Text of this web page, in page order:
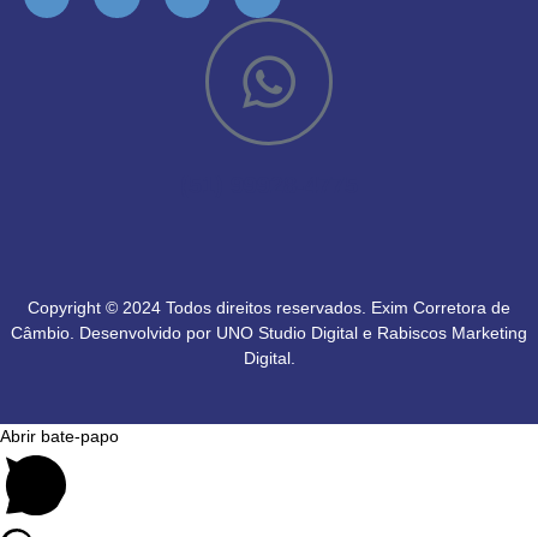
Copyright © 2024 Todos direitos reservados. Exim Corretora de
Câmbio. Desenvolvido por UNO Studio Digital e Rabiscos Marketing
Digital.
Abrir bate-papo